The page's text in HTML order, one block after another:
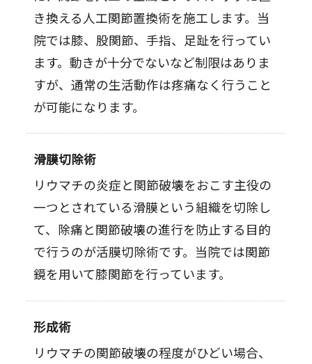
き換える人工関節置換術を施工します。当
院では膝、股関節、手指、足趾を行ってい
ます。動きが十分でないなど制限はありま
すが、通常の生活動作は疼痛なく行うこと
が可能になります。
滑膜切除術
リウマチの炎症と関節破壊をおこす主役の
一つとされている滑膜という組織を切除し
て、除痛と関節破壊の進行を防止する目的
で行うのが活膜切除術です。当院では関節
鏡を用いて膝関節を行っています。
形成術
リウマチの関節破壊の程度がひどい場合、